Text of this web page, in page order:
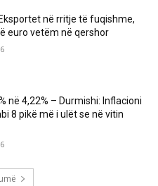
në rritje të fuqishme,
euro vetëm në qershor
në 4,22% – Durmishi: Inflacioni
8 pikë më i ulët se në vitin